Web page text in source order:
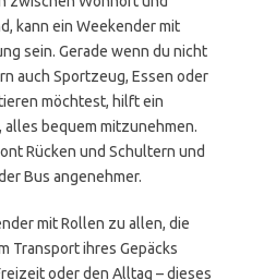
kann ein Weekender mit
sein. Gerade wenn du nicht
auch Sportzeug, Essen oder
möchtest, hilft ein
bequem mitzunehmen.
Rücken und Schultern und
Bus angenehmer.
mit Rollen zu allen, die
Transport ihres Gepäcks
oder den Alltag – dieses